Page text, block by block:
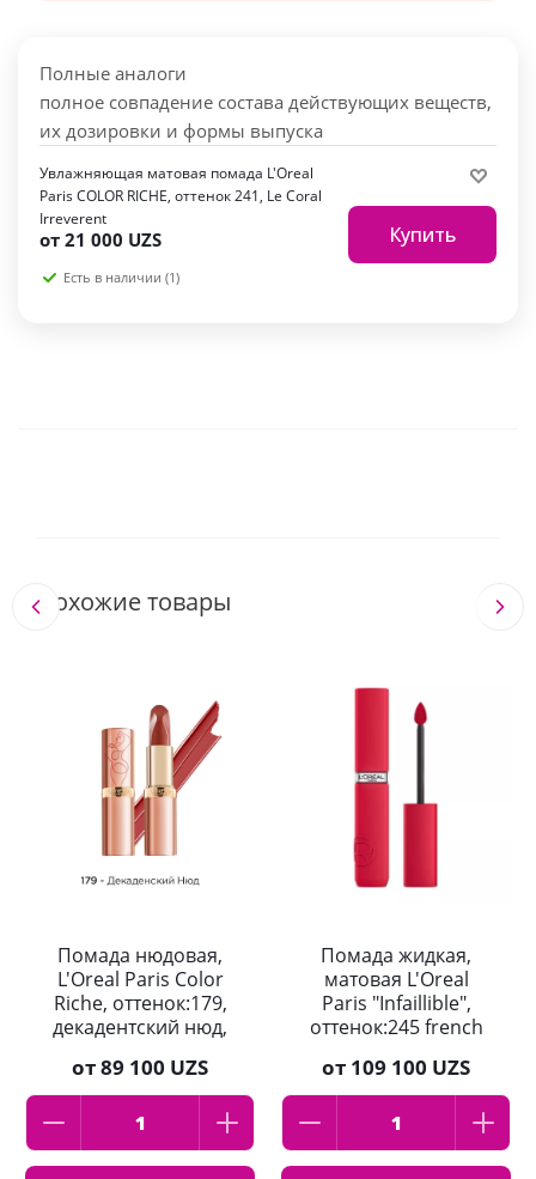
Полные аналоги
полное совпадение состава действующих веществ,
их дозировки и формы выпуска
Увлажняющая матовая помада L'Oreal
Paris COLOR RICHE, оттенок 241, Le Coral
Irreverent
Есть в наличии (1)
от 21 000 UZS Купить
Похожие товары
Помада нюдовая,
L'Oreal Paris Color
Riche, оттенок:179,
декадентский нюд,
от89 100 UZS
Помада жидкая,
матовая L'Oreal
Paris "Infaillible",
оттенок:245 french
от 109 100 UZS